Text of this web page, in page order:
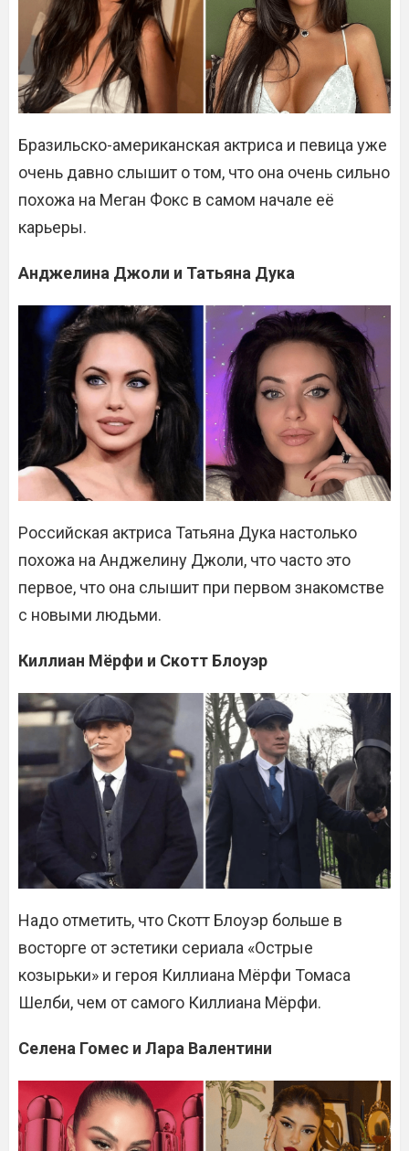
Бразильско-американская актриса и певица уже
очень давно слышит о том, что она очень сильно
похожа на Меган Фокс в самом начале её
карьеры.
Анджелина Джоли и Татьяна Дука
Российская актриса Татьяна Дука настолько
похожа на Анджелину Джоли, что часто это
первое, что она слышит при первом знакомстве
с новыми людьми.
Киллиан Мёрфи и Скотт Блоуэр
Надо отметить, что Скотт Блоуэр больше в
восторге от эстетики сериала «Острые
козырьки» и героя Киллиана Мёрфи Томаса
Шелби, чем от самого Киллиана Мёрфи.
Селена Гомес и Лара Валентини